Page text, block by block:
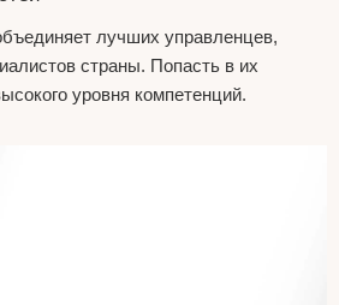
лучших управленцев,
страны. Попасть в их
уровня компетенций.